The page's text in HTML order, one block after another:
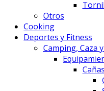
Otros
Cooking
Deportes y Fitness
Camping, Caza